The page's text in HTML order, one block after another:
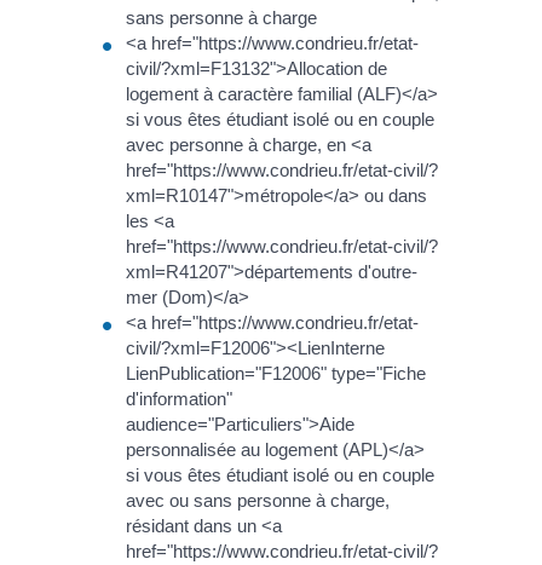
sans personne à charge
<a href="https://www.condrieu.fr/etat-
civil/?xml=F13132">Allocation de
logement à caractère familial (ALF)</a>
si vous êtes étudiant isolé ou en couple
avec personne à charge, en <a
href="https://www.condrieu.fr/etat-civil/?
xml=R10147">métropole</a> ou dans
les <a
href="https://www.condrieu.fr/etat-civil/?
xml=R41207">départements d'outre-
mer (Dom)</a>
<a href="https://www.condrieu.fr/etat-
civil/?xml=F12006"><LienInterne
LienPublication="F12006" type="Fiche
d'information"
audience="Particuliers">Aide
personnalisée au logement (APL)</a>
si vous êtes étudiant isolé ou en couple
avec ou sans personne à charge,
résidant dans un <a
href="https://www.condrieu.fr/etat-civil/?